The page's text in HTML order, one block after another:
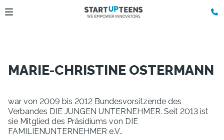
MARIE-CHRISTINE OSTERMANN
war von 2009 bis 2012 Bundesvorsitzende des
Verbandes DIE JUNGEN UNTERNEHMER. Seit 2013 ist
sie Mitglied des Präsidiums von DIE
FAMILIENUNTERNEHMER e.V..